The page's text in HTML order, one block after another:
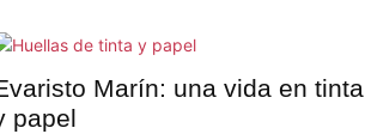
Marín: una vida en tinta
papel